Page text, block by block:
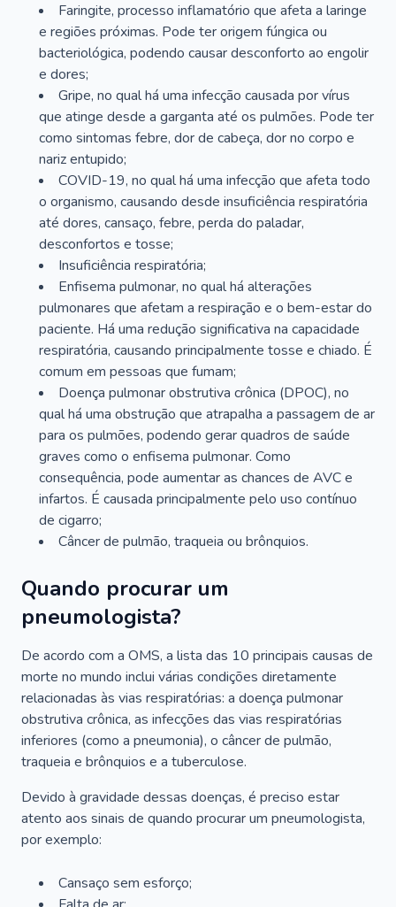
Faringite, processo inflamatório que afeta a laringe
e regiões próximas. Pode ter origem fúngica ou
bacteriológica, podendo causar desconforto ao engolir
e dores;
Gripe, no qual há uma infecção causada por vírus
que atinge desde a garganta até os pulmões. Pode ter
como sintomas febre, dor de cabeça, dor no corpo e
nariz entupido;
COVID-19, no qual há uma infecção que afeta todo
o organismo, causando desde insuficiência respiratória
até dores, cansaço, febre, perda do paladar,
desconfortos e tosse;
Insuficiência respiratória;
Enfisema pulmonar, no qual há alterações
pulmonares que afetam a respiração e o bem-estar do
paciente. Há uma redução significativa na capacidade
respiratória, causando principalmente tosse e chiado. É
comum em pessoas que fumam;
Doença pulmonar obstrutiva crônica (DPOC), no
qual há uma obstrução que atrapalha a passagem de ar
para os pulmões, podendo gerar quadros de saúde
graves como o enfisema pulmonar. Como
consequência, pode aumentar as chances de AVC e
infartos. É causada principalmente pelo uso contínuo
de cigarro;
Câncer de pulmão, traqueia ou brônquios.
Quando procurar um
pneumologista?
De acordo com a OMS, a lista das 10 principais causas de
morte no mundo inclui várias condições diretamente
relacionadas às vias respiratórias: a doença pulmonar
obstrutiva crônica, as infecções das vias respiratórias
inferiores (como a pneumonia), o câncer de pulmão,
traqueia e brônquios e a tuberculose.
Devido à gravidade dessas doenças, é preciso estar
atento aos sinais de quando procurar um pneumologista,
por exemplo:
Cansaço sem esforço;